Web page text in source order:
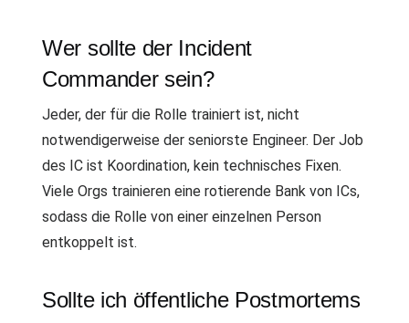
Wer sollte der Incident
Commander sein?
Jeder, der für die Rolle trainiert ist, nicht
notwendigerweise der seniorste Engineer. Der Job
des IC ist Koordination, kein technisches Fixen.
Viele Orgs trainieren eine rotierende Bank von ICs,
sodass die Rolle von einer einzelnen Person
entkoppelt ist.
Sollte ich öffentliche Postmortems